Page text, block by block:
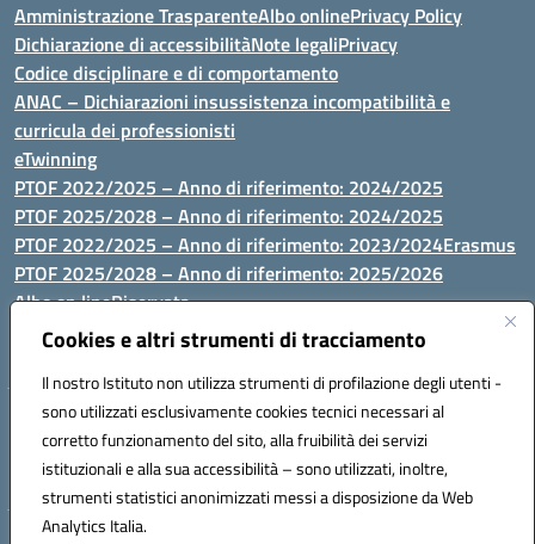
Cookies e altri strumenti di tracciamento
Il nostro Istituto non utilizza strumenti di profilazione degli utenti -
sono utilizzati esclusivamente cookies tecnici necessari al
corretto funzionamento del sito, alla fruibilità dei servizi
istituzionali e alla sua accessibilità – sono utilizzati, inoltre,
strumenti statistici anonimizzati messi a disposizione da Web
Analytics Italia.
Amministrazione TrasparenteAlbo onlinePrivacy Policy
Dichiarazione di accessibilitàNote legaliPrivacy
Codice disciplinare e di comportamento
ANAC – Dichiarazioni insussistenza incompatibilità e
curricula dei professionisti
eTwinning
PTOF 2022/2025 – Anno di riferimento: 2024/2025
PTOF 2025/2028 – Anno di riferimento: 2024/2025
PTOF 2022/2025 – Anno di riferimento: 2023/2024Erasmus
PTOF 2025/2028 – Anno di riferimento: 2025/2026
Albo on lineRiservata
P.N. Dotazione di attrezzature per le palestre
Via Luna e Sole, 44 07100, Sassari - Tel 079293287 - Fax 0793764116
- Mail: ssvc010009@istruzione.it - PEC: ssvc010009@pec.istruzione.it
- C.F. / P.IVA Convitto 80000150906 - C.F. Scuole 92073300904